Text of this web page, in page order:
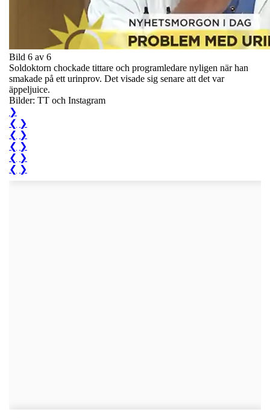
Bild 6 av 6
Soldoktorn chockade tittare och programledare nyligen när han
smakade på ett urinprov. Det visade sig senare att det var
äppeljuice.
Bilder: TT och Instagram
❯
❮ ❯
❮ ❯
❮ ❯
❮ ❯
❮ ❯